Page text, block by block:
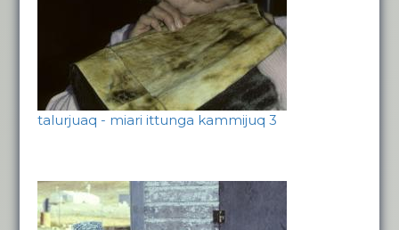
talurjuaq - miari ittunga kammijuq 3